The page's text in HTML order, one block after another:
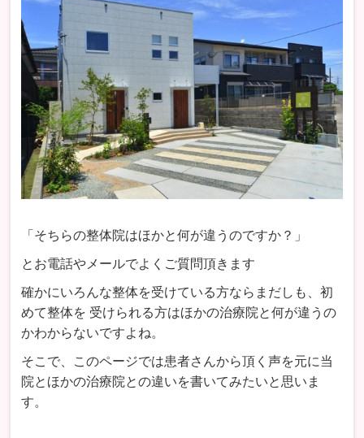
「そちらの整体院はほかと何が違うのですか？」
とお電話やメールでよくご質問頂きます
確かにいろんな整体を受けている方ならまだしも、初
めて整体を 受けられる方はほかの治療院と何が違うの
かわからないですよね。
そこで、このページでは患者さんから頂く声を元に当
院とほかの治療院との違いを書いてみたいと思いま
す。